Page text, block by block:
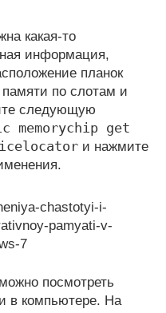
какая-то
информация,
планок
по слотам и
следующую
memorychip get
и нажмите
посмотреть
в компьютере. На